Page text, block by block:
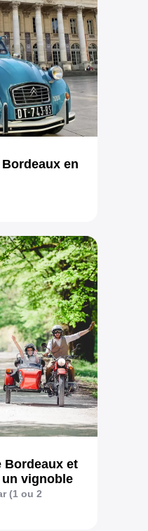
en
Bordeaux et
vignoble
(1 ou 2